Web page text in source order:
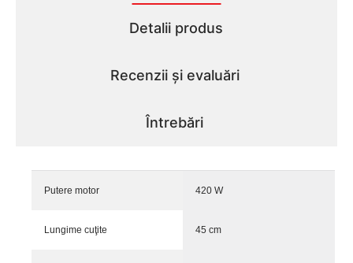
Detalii produs
Recenzii și evaluări
Întrebări
Putere motor 420 W
Lungime cuţite 45 cm